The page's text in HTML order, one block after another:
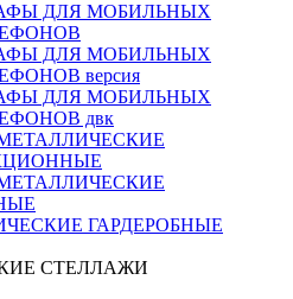
ДЛЯ МОБИЛЬНЫХ
ДЛЯ МОБИЛЬНЫХ
версия
ДЛЯ МОБИЛЬНЫХ
двк
ГАРДЕРОБНЫЕ
СТЕЛЛАЖИ